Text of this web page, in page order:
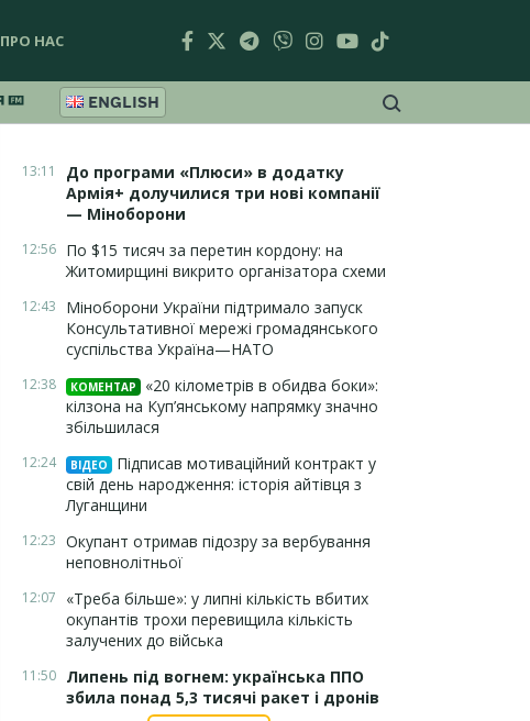
ПРО НАС
ENGLISH
13:11
До програми «Плюси» в додатку
Армія+ долучилися три нові компанії
— Міноборони
12:56 По $15 тисяч за перетин кордону: на
Житомирщині викрито організатора схеми
12:43
Міноборони України підтримало запуск
Консультативної мережі громадянського
суспільства Україна—НАТО
12:38 КОМЕНТАР
«20 кілометрів в обидва боки»:
кілзона на Куп’янському напрямку значно
збільшилася
12:24 ВІДЕО
Підписав мотиваційний контракт у
свій день народження: історія айтівця з
Луганщини
12:23 Окупант отримав підозру за вербування
неповнолітньої
12:07
«Треба більше»: у липні кількість вбитих
окупантів трохи перевищила кількість
залучених до війська
11:50 Липень під вогнем: українська ППО
збила понад 5,3 тисячі ракет і дронів